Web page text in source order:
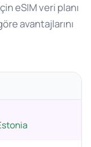
eSIM veri planı
avantajlarını